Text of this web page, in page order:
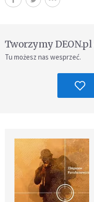
Tworzymy DEON.pl
Tu możesz nas wesprzeć.